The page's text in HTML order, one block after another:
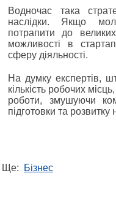
Водночас така
наслідки. Якщо
потрапити до
можливості в
сферу діяльності.
На думку експертів,
кількість робочих
роботи, змушуючи
підготовки та
Ще: Бізнес